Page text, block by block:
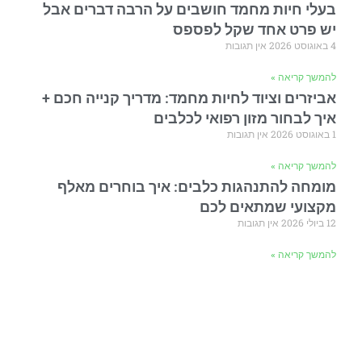
בעלי חיות מחמד חושבים על הרבה דברים אבל
יש פרט אחד שקל לפספס
4 באוגוסט 2026 אין תגובות
להמשך קריאה »
אביזרים וציוד לחיות מחמד: מדריך קנייה חכם +
איך לבחור מזון רפואי לכלבים
1 באוגוסט 2026 אין תגובות
להמשך קריאה »
מומחה להתנהגות כלבים: איך בוחרים מאלף
מקצועי שמתאים לכם
12 ביולי 2026 אין תגובות
להמשך קריאה »